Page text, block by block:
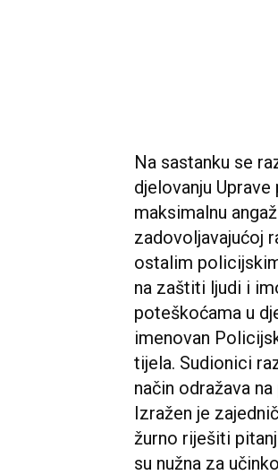
Na sastanku se
djelovanju
maksimalnu
zadovoljavajućoj
ostalim
na zaštiti ljudi i
poteškoćama u
imenovan
tijela. Sudionici
način odražava
Izražen je
žurno riješiti
su nužna za